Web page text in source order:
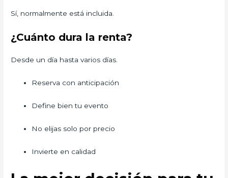
Sí, normalmente está incluida.
¿Cuánto dura la renta?
Desde un día hasta varios días.
Reserva con anticipación
Define bien tu evento
No elijas solo por precio
Invierte en calidad